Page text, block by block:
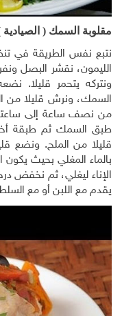
مقلوبة السمك ( الصيادية
نتبع نفس الطريقة في
الليمون، نقشر البصل
ونتركه يتحمر قليلا.
السمك، ونرش قليلا من
من نصف ساعة إلى
طبق السمك ثم طبقة
قليلا من الملح. ونضع
بالماء المغلي بحيث
الإناء ليغلي، ثم نخفض
يقدم مع اللبن أو مع